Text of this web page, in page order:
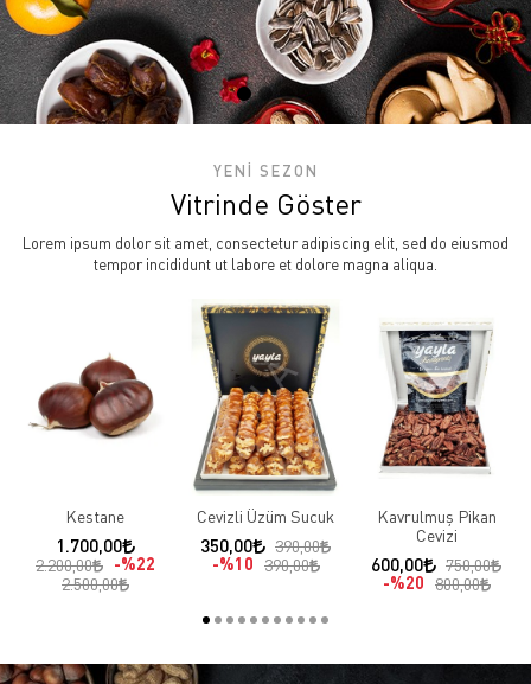
YENİ SEZON
Vitrinde Göster
Lorem ipsum dolor sit amet, consectetur adipiscing elit, sed do eiusmod
tempor incididunt ut labore et dolore magna aliqua.
Kestane
1.700,00
2.200,00
%22
2.500,00
Cevizli Üzüm Sucuk
350,00
390,00
%10 390,00
Kavrulmuş Pikan
Cevizi
600,00
750,00
%20 800,00